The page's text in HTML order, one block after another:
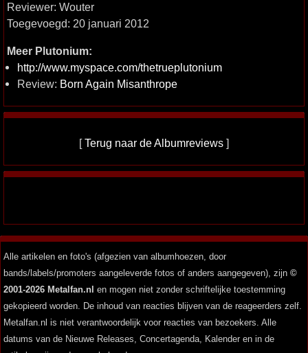
Reviewer: Wouter
Toegevoegd: 20 januari 2012
Meer Plutonium:
http://www.myspace.com/thetrueplutonium
Review: Born Again Misanthrope
[Terug naar de Albumreviews ]
Alle artikelen en foto's (afgezien van albumhoezen, door
bands/labels/promoters aangeleverde fotos of anders aangegeven), zijn ©
2001-2026 Metalfan.nl en mogen niet zonder schriftelijke toestemming
gekopieerd worden. De inhoud van reacties blijven van de reageerders zelf.
Metalfan.nl is niet verantwoordelijk voor reacties van bezoekers. Alle
datums van de Nieuwe Releases, Concertagenda, Kalender en in de